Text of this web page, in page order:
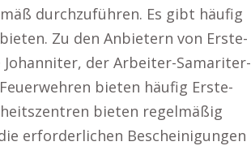
durchzuführen. Es gibt häufig
Zu den Anbietern von Erste-
Johanniter, der Arbeiter-Samariter-
bieten häufig Erste-
bieten regelmäßig
erforderlichen Bescheinigungen